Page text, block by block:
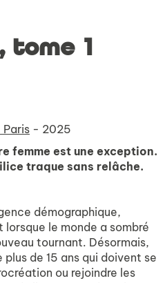
tome 1
Paris - 2025
femme est une exception.
traque sans relâche.
démographique,
le monde a sombré
tournant. Désormais,
de 15 ans qui doivent se
ou rejoindre les